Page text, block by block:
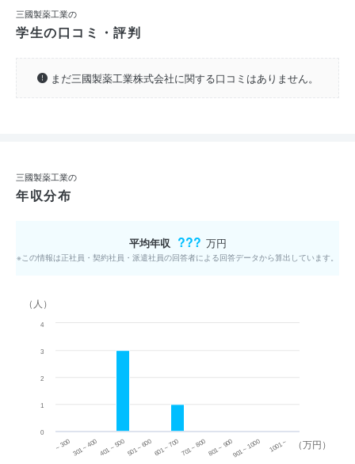
三國製薬工業の
学生の口コミ・評判
まだ三國製薬工業株式会社に関する口コミはありません。
三國製薬工業の
年収分布
平均年収 ??? 万円
※この情報は正社員・契約社員・派遣社員の回答者による回答データから算出しています。
（万円）
（人）
~ 300 301 ~ 400 401 ~ 500501 ~ 600601 ~ 700701 ~ 800801 ~ 900901 ~ 1000 1001 ~
0
1
2
3
4